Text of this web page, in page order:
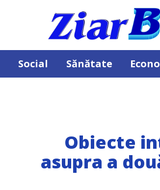
Social Sănătate
Obiecte
asupra a